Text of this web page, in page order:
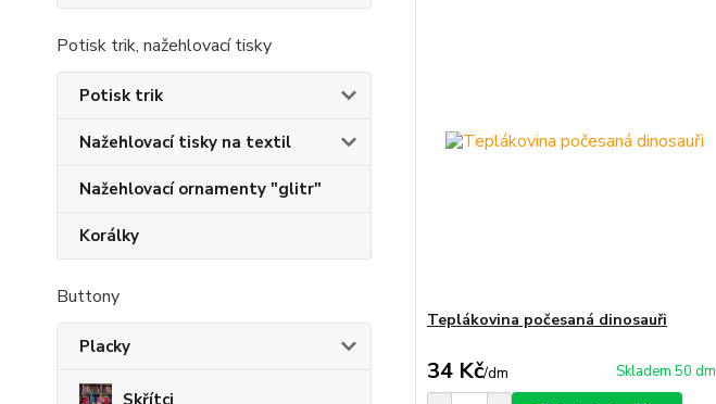
Potisk trik, nažehlovací tisky
Potisk trik
Nažehlovací tisky na textil
Nažehlovací ornamenty "glitr"
Korálky
Buttony
Placky
Skřítci
Teplákovina počesaná dinosauři
34 Kč/dm Skladem 50 dm